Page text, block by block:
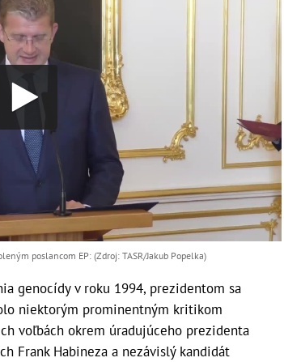
poslancom EP: (Zdroj: TASR/Jakub Popelka)
genocídy v roku 1994, prezidentom sa
niektorým prominentným kritikom
voľbách okrem úradujúceho prezidenta
Frank Habineza a nezávislý kandidát